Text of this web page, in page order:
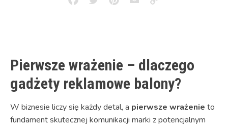
FacebookTwitterPinterestEmailCopy
Pierwsze wrażenie – dlaczego
gadżety reklamowe balony?
W biznesie liczy się każdy detal, a pierwsze wrażenie to
fundament skutecznej komunikacji marki z potencjalnym